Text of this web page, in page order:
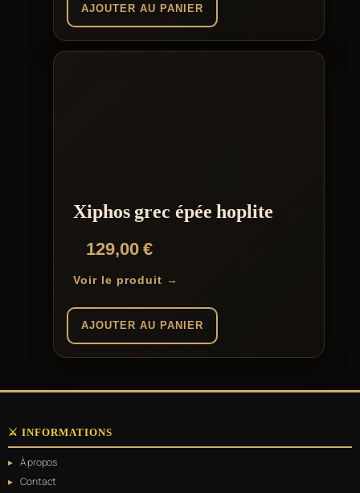
AJOUTER AU PANIER
Xiphos grec épée hoplite
129,00€
Voir le produit →
AJOUTER AU PANIER
⚔️ INFORMATIONS
À propos
Contact